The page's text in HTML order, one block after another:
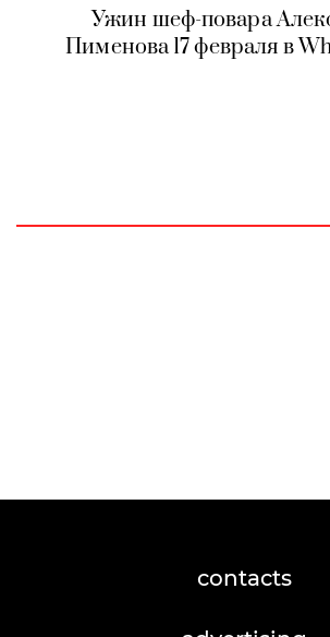
Ужин шеф-повара
Пименова 17 февраля в
contacts